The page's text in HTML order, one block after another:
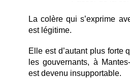
La colère qui s’exprime
est légitime.
Elle est d’autant plus forte
les gouvernants, à
est devenu insupportable.